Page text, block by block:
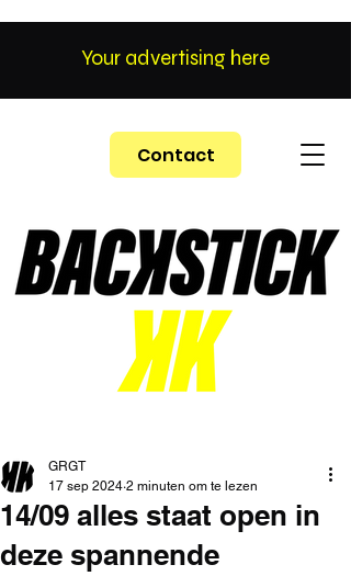
Contact
Your advertising here
14/09 alles staat open in
deze spannende
GRGT
17 sep 2024 2 minuten om te lezen